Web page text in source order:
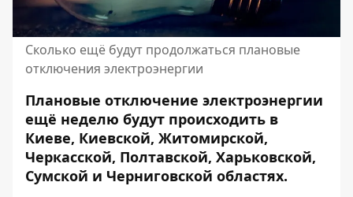
Сколько ещё будут продолжаться плановые
отключения электроэнергии
Плановые отключение электроэнергии
ещё неделю будут происходить в
Киеве, Киевской, Житомирской,
Черкасской, Полтавской, Харьковской,
Сумской и Черниговской областях.